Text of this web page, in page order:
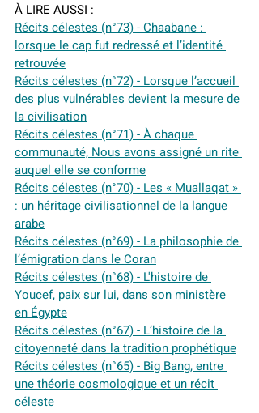
À LIRE AUSSI :
Récits célestes (n°73) - Chaabane :
lorsque le cap fut redressé et l’identité
retrouvée
Récits célestes (n°72) - Lorsque l’accueil
des plus vulnérables devient la mesure de
la civilisation
Récits célestes (n°71) - À chaque
communauté, Nous avons assigné un rite
auquel elle se conforme
Récits célestes (n°70) - Les « Muallaqat »
: un héritage civilisationnel de la langue
arabe
Récits célestes (n°69) - La philosophie de
l’émigration dans le Coran
Récits célestes (n°68) - L'histoire de
Youcef, paix sur lui, dans son ministère
en Égypte
Récits célestes (n°67) - L’histoire de la
citoyenneté dans la tradition prophétique
Récits célestes (n°65) - Big Bang, entre
une théorie cosmologique et un récit
céleste